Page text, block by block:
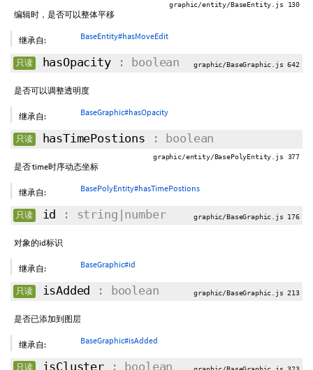
graphic/entity/BaseEntity.js 130
编辑时，是否可以整体平移
继承自: BaseEntity#hasMoveEdit
只读 hasOpacity: boolean graphic/BaseGraphic.js 642
是否可以调整透明度
继承自: BaseGraphic#hasOpacity
只读 hasTimePostions : boolean
graphic/entity/BasePolyEntity.js 377
是否 time时序动态坐标
继承自: BasePolyEntity#hasTimePostions
只读 id : string|number graphic/BaseGraphic.js 176
对象的id标识
继承自: BaseGraphic#id
只读 isAdded : boolean graphic/BaseGraphic.js 213
是否已添加到图层
继承自: BaseGraphic#isAdded
只读 isCluster : boolean